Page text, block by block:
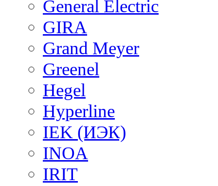
General Electric
GIRA
Grand Meyer
Greenel
Hegel
Hyperline
IEK (ИЭК)
INOA
IRIT